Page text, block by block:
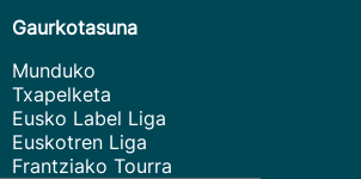
Gaurkotasuna
Munduko
Txapelketa
Eusko Label Liga
Euskotren Liga
Frantziako Tourra